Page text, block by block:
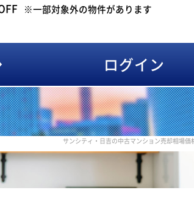
※一部対象外の物件があります
ログイン
サンシティ・日吉の中古マンション売却相場価